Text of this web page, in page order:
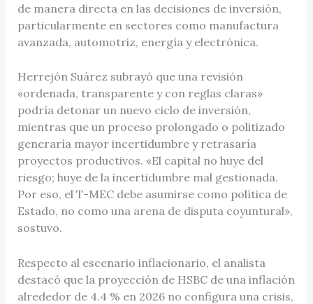
de manera directa en las decisiones de inversión,
particularmente en sectores como manufactura
avanzada, automotriz, energía y electrónica.
Herrejón Suárez subrayó que una revisión
«ordenada, transparente y con reglas claras»
podría detonar un nuevo ciclo de inversión,
mientras que un proceso prolongado o politizado
generaría mayor incertidumbre y retrasaría
proyectos productivos. «El capital no huye del
riesgo; huye de la incertidumbre mal gestionada.
Por eso, el T-MEC debe asumirse como política de
Estado, no como una arena de disputa coyuntural»,
sostuvo.
Respecto al escenario inflacionario, el analista
destacó que la proyección de HSBC de una inflación
alrededor de 4.4 % en 2026 no configura una crisis,